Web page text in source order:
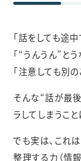
「話をしても途
「“うんうん”と
「注意しても別
そんな“話が最
ラしてしまうこ
でも実は、これ
整理する力（情